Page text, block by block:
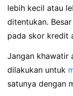
lebih kecil atau
ditentukan.
pada skor kredit
Jangan khawatir
dilakukan untuk
satunya dengan